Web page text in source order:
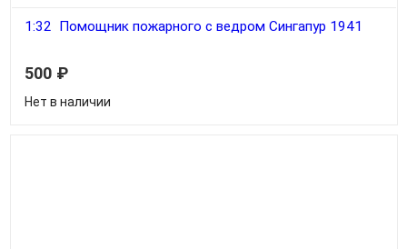
1:32 Помощник пожарного с ведром Сингапур 1941
500 ₽
Нет в наличии